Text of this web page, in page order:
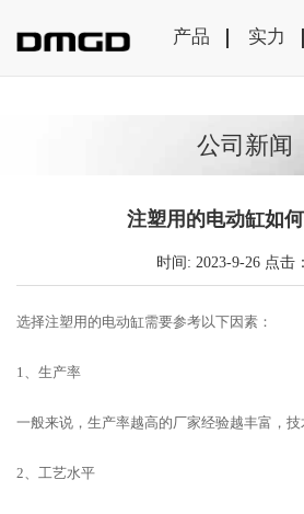
产品 实力
公司新闻
注塑用的电动缸如
时间: 2023-9-26 点击
选择注塑用的电动缸需要参考以下因素：
1、生产率
一般来说，生产率越高的厂家经验越丰富，技
2、工艺水平